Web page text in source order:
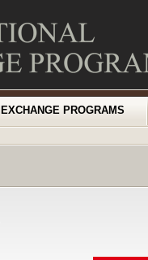
EXCHANGE PROGRAMS